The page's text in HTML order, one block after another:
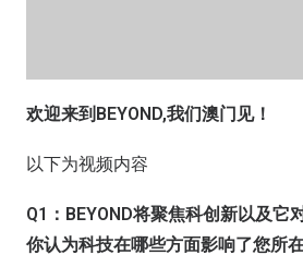
欢迎来到BEYOND,我们澳门见！
以下为视频内容
Q1：BEYOND将聚焦科创新以及它
你认为科技在哪些方面影响了您所